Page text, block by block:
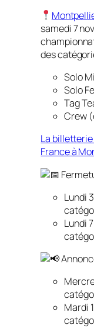
samedi 7
des
Solo
Solo
Tag
Crew
La
France à
Lundi
Lundi
Mardi